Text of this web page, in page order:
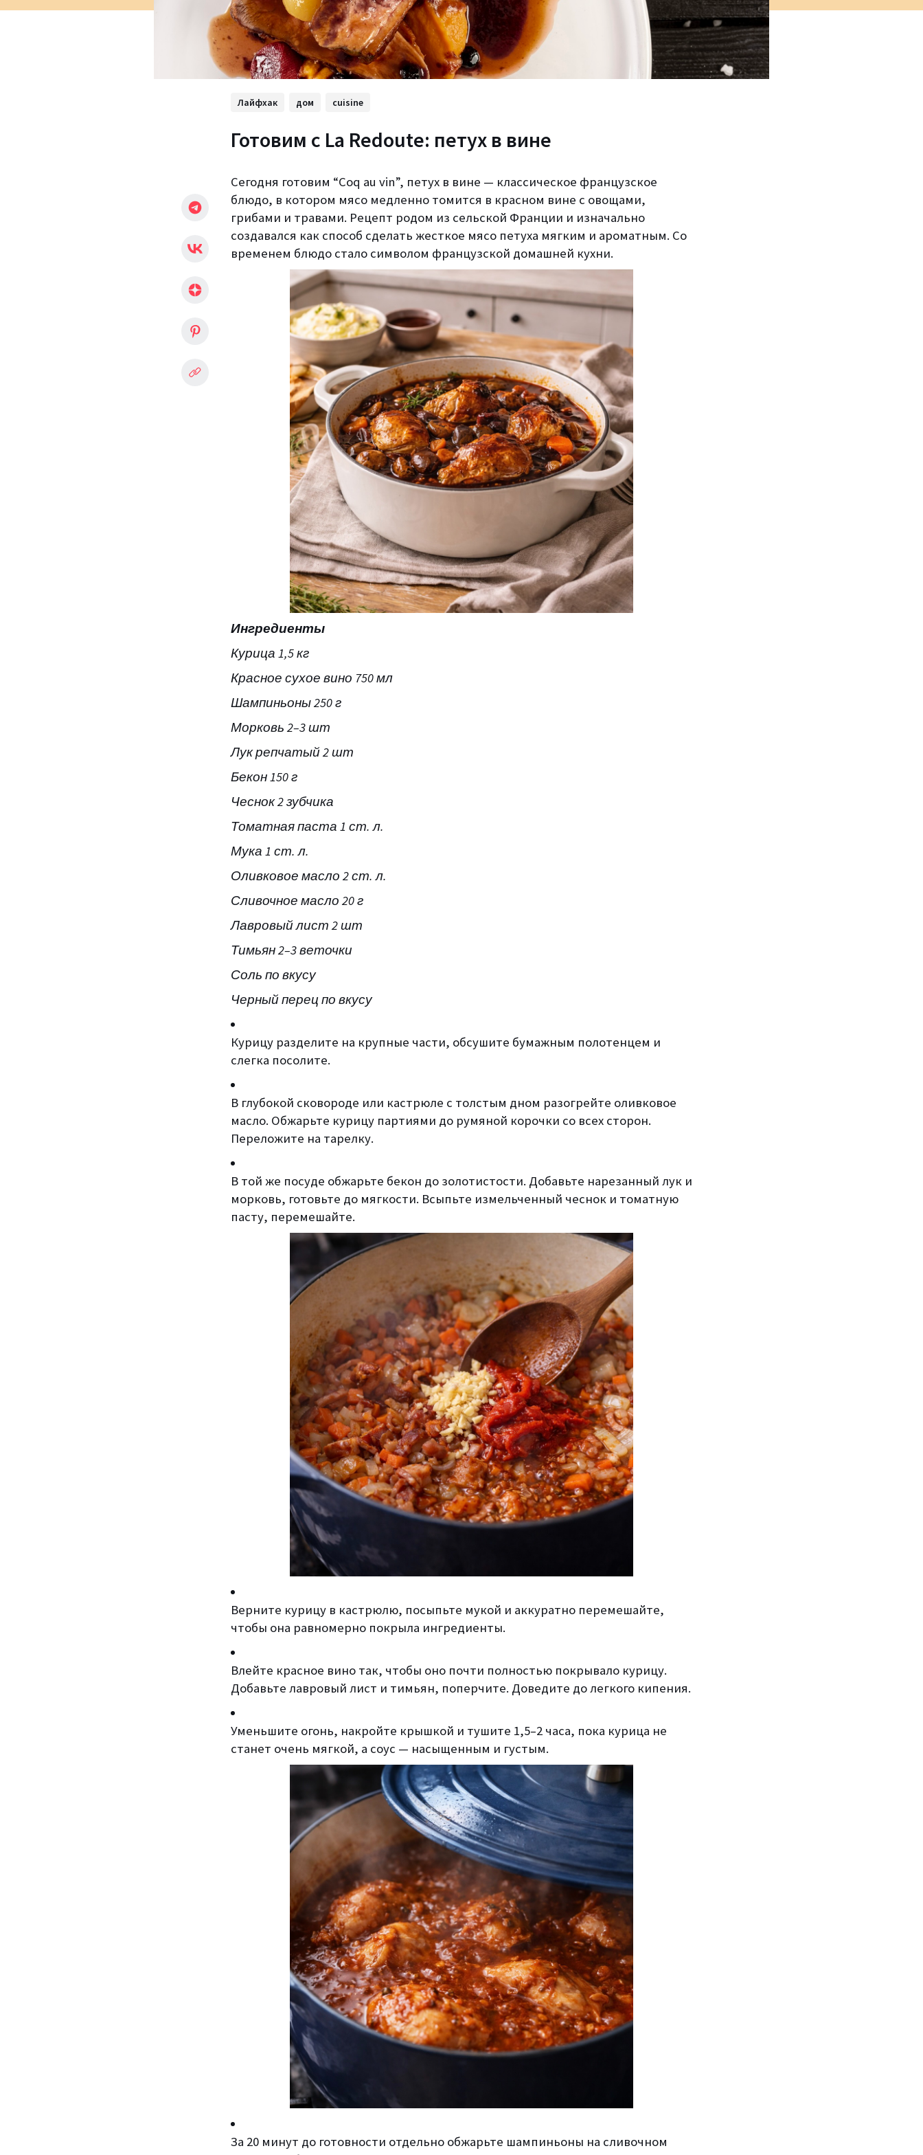
Лайфхак дом cuisine
Готовим с La Redoute: петух в вине
Сегодня готовим “Coq au vin”, петух в вине — классическое французское
блюдо, в котором мясо медленно томится в красном вине с овощами,
грибами и травами. Рецепт родом из сельской Франции и изначально
создавался как способ сделать жесткое мясо петуха мягким и ароматным. Со
временем блюдо стало символом французской домашней кухни.
Ингредиенты
Курица 1,5 кг
Красное сухое вино 750 мл
Шампиньоны 250 г
Морковь 2–3 шт
Лук репчатый 2 шт
Бекон 150 г
Чеснок 2 зубчика
Томатная паста 1 ст. л.
Мука 1 ст. л.
Оливковое масло 2 ст. л.
Сливочное масло 20 г
Лавровый лист 2 шт
Тимьян 2–3 веточки
Соль по вкусу
Черный перец по вкусу
Курицу разделите на крупные части, обсушите бумажным полотенцем и
слегка посолите.
В глубокой сковороде или кастрюле с толстым дном разогрейте оливковое
масло. Обжарьте курицу партиями до румяной корочки со всех сторон.
Переложите на тарелку.
В той же посуде обжарьте бекон до золотистости. Добавьте нарезанный лук и
морковь, готовьте до мягкости. Всыпьте измельченный чеснок и томатную
пасту, перемешайте.
Верните курицу в кастрюлю, посыпьте мукой и аккуратно перемешайте,
чтобы она равномерно покрыла ингредиенты.
Влейте красное вино так, чтобы оно почти полностью покрывало курицу.
Добавьте лавровый лист и тимьян, поперчите. Доведите до легкого кипения.
Уменьшите огонь, накройте крышкой и тушите 1,5–2 часа, пока курица не
станет очень мягкой, а соус — насыщенным и густым.
За 20 минут до готовности отдельно обжарьте шампиньоны на сливочном